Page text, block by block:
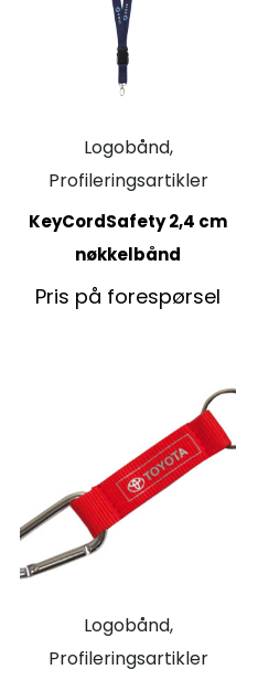
Logobånd,
Profileringsartikler
KeyCordSafety 2,4 cm
nøkkelbånd
Pris på forespørsel
Logobånd,
Profileringsartikler